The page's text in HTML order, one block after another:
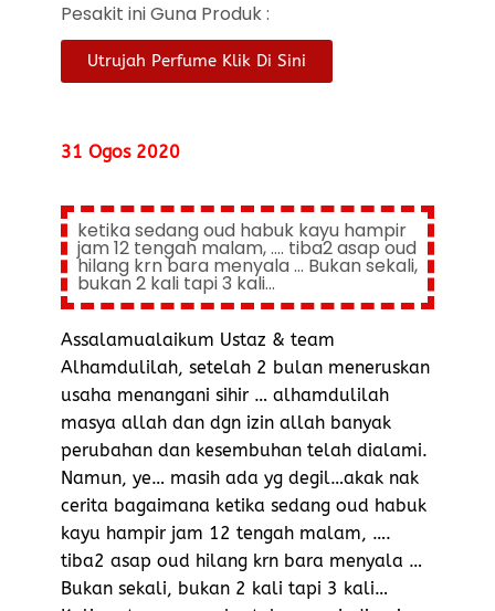
Pesakit ini Guna Produk :
Utrujah Perfume Klik Di Sini
31 Ogos 2020
ketika sedang oud habuk kayu hampir
jam 12 tengah malam, .... tiba2 asap oud
hilang krn bara menyala ... Bukan sekali,
bukan 2 kali tapi 3 kali...
Assalamualaikum Ustaz & team
Alhamdulilah, setelah 2 bulan meneruskan
usaha menangani sihir … alhamdulilah
masya allah dan dgn izin allah banyak
perubahan dan kesembuhan telah dialami.
Namun, ye… masih ada yg degil…akak nak
cerita bagaimana ketika sedang oud habuk
kayu hampir jam 12 tengah malam, ….
tiba2 asap oud hilang krn bara menyala …
Bukan sekali, bukan 2 kali tapi 3 kali…